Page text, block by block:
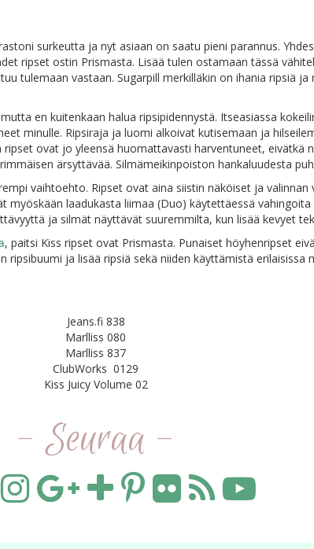
surkeutta ja nyt asiaan on saatu pieni parannus.
ripset ostin Prismasta. Lisää tulen ostamaan tässä
tulemaan vastaan. Sugarpill merkilläkin on ihania ripsiä
en kuitenkaan halua ripsipidennystä. Itseasiassa
minulle. Ripsiraja ja luomi alkoivat kutisemaan ja
ovat jo yleensä huomattavasti harventuneet, eivätkä
ärsyttävää. Silmämeikinpoiston hankaluudesta
vaihtoehto. Ripset ovat aina siistin näköiset ja valinnan
myöskään laadukasta liimaa (Duo) käytettäessä
ja silmät näyttävät suuremmilta, kun lisää kevyet
, paitsi Kiss ripset ovat Prismasta. Punaiset höyhenripset
ja lisää ripsiä sekä niiden käyttämistä erilaisissa
Jeans.fi 838
Marlliss 080
Marlliss 837
ClubWorks 0129
Kiss Juicy Volume 02
- Seuraa -